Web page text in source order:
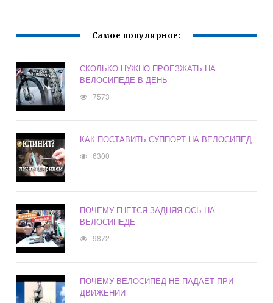
Самое популярное:
СКОЛЬКО НУЖНО ПРОЕЗЖАТЬ НА
ВЕЛОСИПЕДЕ В ДЕНЬ
7573
КАК ПОСТАВИТЬ СУППОРТ НА ВЕЛОСИПЕД
6300
ПОЧЕМУ ГНЕТСЯ ЗАДНЯЯ ОСЬ НА
ВЕЛОСИПЕДЕ
9872
ПОЧЕМУ ВЕЛОСИПЕД НЕ ПАДАЕТ ПРИ
ДВИЖЕНИИ